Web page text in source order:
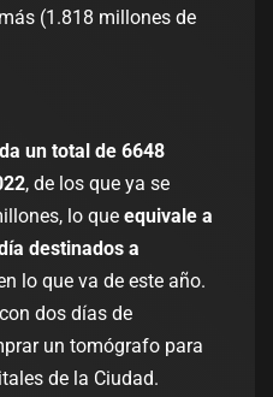
(1.818 millones de
un total de 6648
, de los que ya se
lo que equivale a
destinados a
lo que va de este año.
dos días de
un tomógrafo para
de la Ciudad.